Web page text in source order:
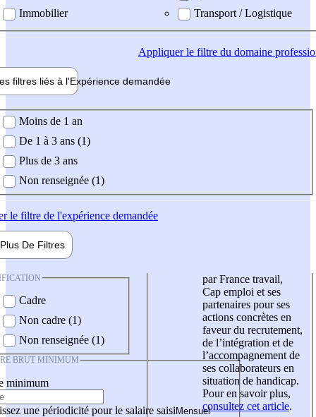
Immobilier
Transport / Logistique
Appliquerle filtre du domaine
filtres liés à l'Expérience demandée
demandée
Moins de 1 an
De 1 à 3 ans (1)
Plus de 3 ans
Non renseignée (1)
le filtre de l'expérience demandée
Plus De Filtres
Cadre
Non cadre (1)
Non renseignée (1)
BRUT MINIMUM
minimum
une périodicité pour le salaire saisi
par France travail,
Cap emploi et ses
partenaires pour ses
actions concrètes en
faveur du recrutement,
de l’intégration et de
l’accompagnement de
ses collaborateurs en
situation de handicap.
Pour en savoir plus,
consultez cet article.